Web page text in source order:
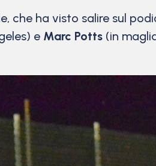
che ha visto salire sul
e Marc Potts (in